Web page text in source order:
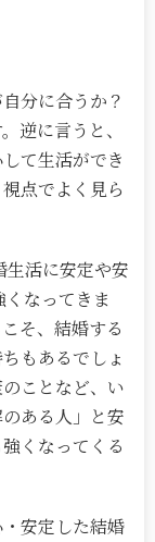
分に合うか？
逆に言うと、
て生活ができ
点でよく見ら
活に安定や安
なってきま
そ、結婚する
もあるでしょ
ことなど、い
ある人」と安
くなってくる
安定した結婚